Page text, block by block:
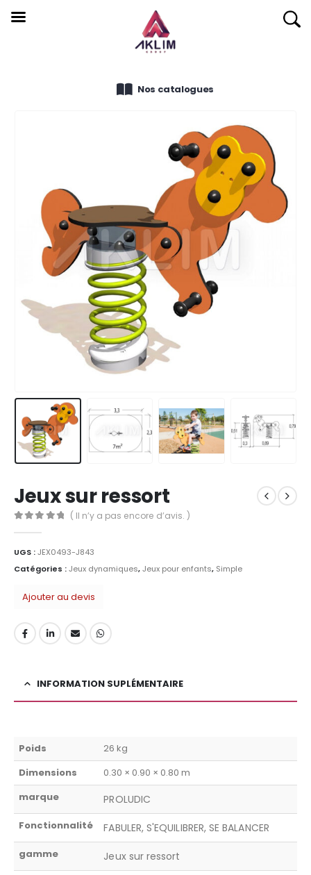
Nos catalogues
Jeux sur ressort
( Il n’y a pas encore d’avis. )
UGS :JEX0493-J843
Catégories :Jeux dynamiques,Jeux pour enfants, Simple
Ajouter au devis
INFORMATION SUPLÉMENTAIRE
Poids
26 kg
Dimensions
0.30 × 0.90 × 0.80 m
marque
PROLUDIC
Fonctionnalité FABULER, S'EQUILIBRER, SE BALANCER
gamme Jeux sur ressort